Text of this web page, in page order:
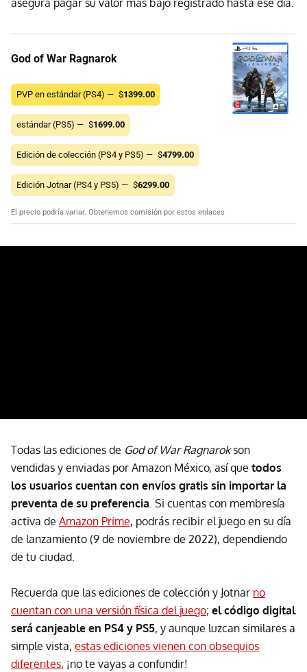
God of War Ragnarok
PVP en estándar (PS4) — $1399.00
estándar (PS5) — $1699.00
Edición de colección (PS4 y PS5) — $4799.00
Edición Jotnar (PS4 y PS5) — $6299.00
El precio podría variar. Obtenemos comisión por estos enlaces
Todas las ediciones de God of War Ragnarokson
vendidas y enviadas por Amazon México, así que todos
los usuarios cuentan con envíos gratis sin importar la
preventa de su preferencia . Si cuentas con membresía
activa de Amazon Prime, podrás recibir el juego en su día
de lanzamiento (9 de noviembre de 2022), dependiendo
de tu ciudad.
Recuerda que las ediciones de colección y Jotnar no
cuentan con una versión física del juego; el código digital
será canjeable en PS4 y PS5, y aunque luzcan similares a
simple vista, estas ediciones vienen con obsequios
diferentes, ¡no te vayas a confundir!